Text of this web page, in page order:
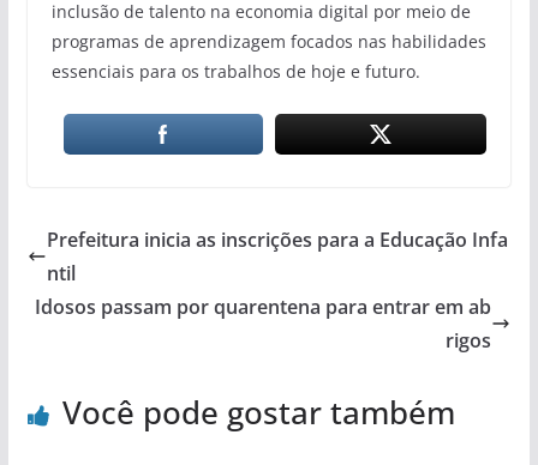
inclusão de talento na economia digital por meio de
programas de aprendizagem focados nas habilidades
essenciais para os trabalhos de hoje e futuro.
Prefeitura inicia as inscrições para a Educação Infa
ntil
Idosos passam por quarentena para entrar em ab
rigos
Você pode gostar também